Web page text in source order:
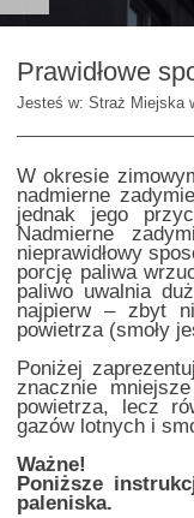
Prawidłowe
Jesteś w: Straż Miejska
W okresie
nadmierne
jednak jego
Nadmierne
nieprawidłowy
porcję paliwa
paliwo uwalnia
najpierw – zbyt
powietrza (smoły
Poniżej
znacznie
powietrza, lecz
gazów lotnych i
Ważne!
Poniższe
paleniska.